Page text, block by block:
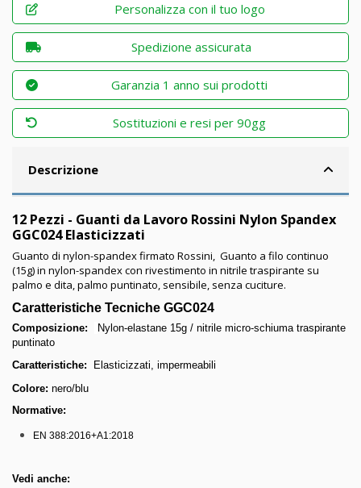
Personalizza con il tuo logo
Spedizione assicurata
Garanzia 1 anno sui prodotti
Sostituzioni e resi per 90gg
Descrizione
12 Pezzi - Guanti da Lavoro Rossini Nylon Spandex
GGC024 Elasticizzati
Guanto di nylon-spandex firmato Rossini, Guanto a filo continuo
(15g) in nylon-spandex con rivestimento in nitrile traspirante su
palmo e dita, palmo puntinato, sensibile, senza cuciture.
Caratteristiche Tecniche GGC024
Composizione:
Nylon-elastane 15g / nitrile micro-schiuma traspirante
puntinato
Caratteristiche:
Elasticizzati, impermeabili
Colore: nero/blu
Normative:
EN 388:2016+A1:2018
Vedi anche: